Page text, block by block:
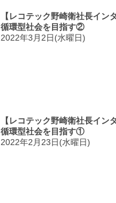
【レコテック野崎衛社長イン
循環型社会を目指す②
2022年3月2日(水曜日)
【レコテック野崎衛社長イン
循環型社会を目指す①
2022年2月23日(水曜日)